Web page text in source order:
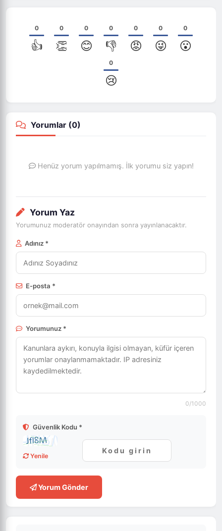
0
👍
0
👏
0
😊
0
👎
0
😡
0
😜
0
😮
0
😢
Yorumlar (0)
Henüz yorum yapılmamış. İlk yorumu siz yapın!
Yorum Yaz
Yorumunuz moderatör onayından sonra yayınlanacaktır.
Adınız *
E-posta *
Yorumunuz *
0/1000
Güvenlik Kodu *
Yenile
Yorum Gönder